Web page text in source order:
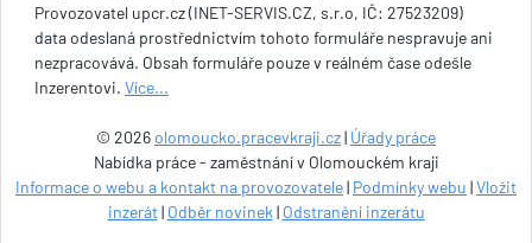
Provozovatel upcr.cz (INET-SERVIS.CZ, s.r.o, IČ: 27523209)
data odeslaná prostřednictvím tohoto formuláře nespravuje ani
nezpracovává. Obsah formuláře pouze v reálném čase odešle
Inzerentovi. Více...
© 2026 olomoucko.pracevkraji.cz| Úřady práce
Nabídka práce - zaměstnání v Olomouckém kraji
Informace o webu a kontakt na provozovatele| Podmínky webu |Vložit
inzerát| Odběr novinek | Odstranění inzerátu